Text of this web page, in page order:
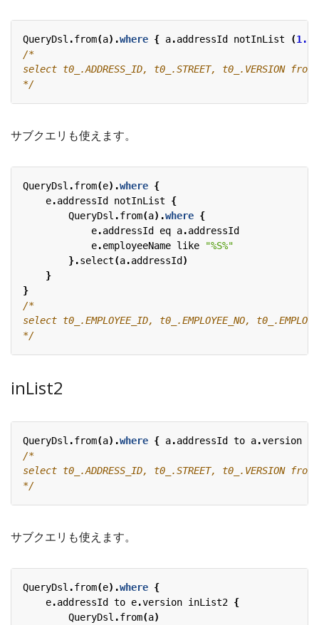
QueryDsl .from(a).where { a.addressId notInList (1.
*/
サブクエリも使えます。
QueryDsl .from(e).where {
e.addressId notInList
{
QueryDsl .from(a).where {
e.addressId eq a.addressId
e.employeeName like
"%S%"
}.select(a.addressId )
}
}
*/
inList2
QueryDsl .from(a).where { a.addressId to a.version
*/
サブクエリも使えます。
QueryDsl .from(e).where {
e.addressId to e.version inList2 {
QueryDsl .from(a)